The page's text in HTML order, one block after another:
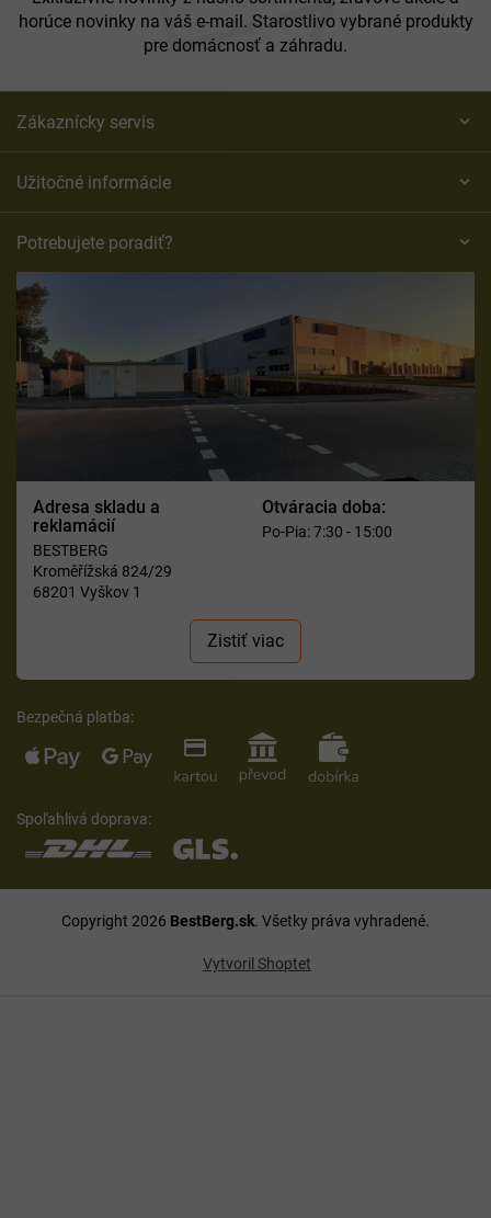
horúce novinky na váš e-mail. Starostlivo vybrané produkty
pre domácnosť a záhradu.
Zákaznícky servis
Užitočné informácie
Potrebujete poradiť?
Adresa skladu a
reklamácií
BESTBERG
Kroměřížská 824/29
68201 Vyškov 1
Otváracia doba:
Po-Pia: 7:30 - 15:00
Zistiť viac
Bezpečná platba:
Spoľahlivá doprava:
Vytvoril Shoptet
Copyright 2026 BestBerg.sk. Všetky práva vyhradené.